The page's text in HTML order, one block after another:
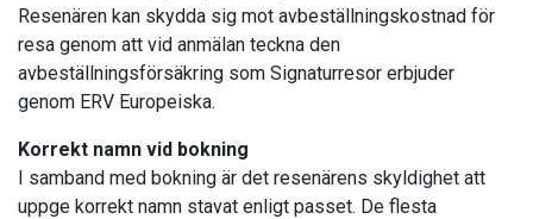
Resenären kan skydda sig mot avbeställningskostnad för
resa genom att vid anmälan teckna den
avbeställningsförsäkring som Signaturresor erbjuder
genom ERV Europeiska.
Korrekt namn vid bokning
I samband med bokning är det resenärens skyldighet att
uppge korrekt namn stavat enligt passet. De flesta